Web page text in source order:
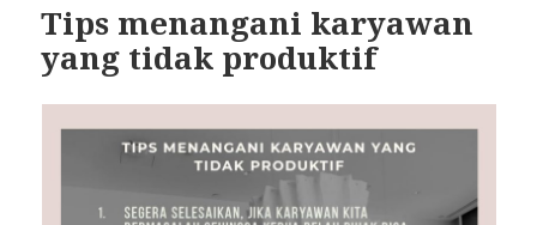
Tips menangani karyawan
yang tidak produktif